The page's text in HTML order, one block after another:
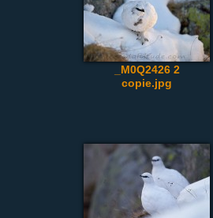
_M0Q2426 2
copie.jpg